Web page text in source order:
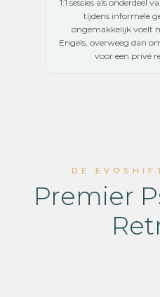
1:1 sessies als
tijdens informele
ongemakkelijk voelt
Engels, overweeg dan
voor een privé
DE
Premier